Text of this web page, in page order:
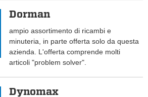
Dorman
ampio assortimento di ricambi e
minuteria, in parte offerta solo da questa
azienda. L'offerta comprende molti
articoli "problem solver".
Dynomax